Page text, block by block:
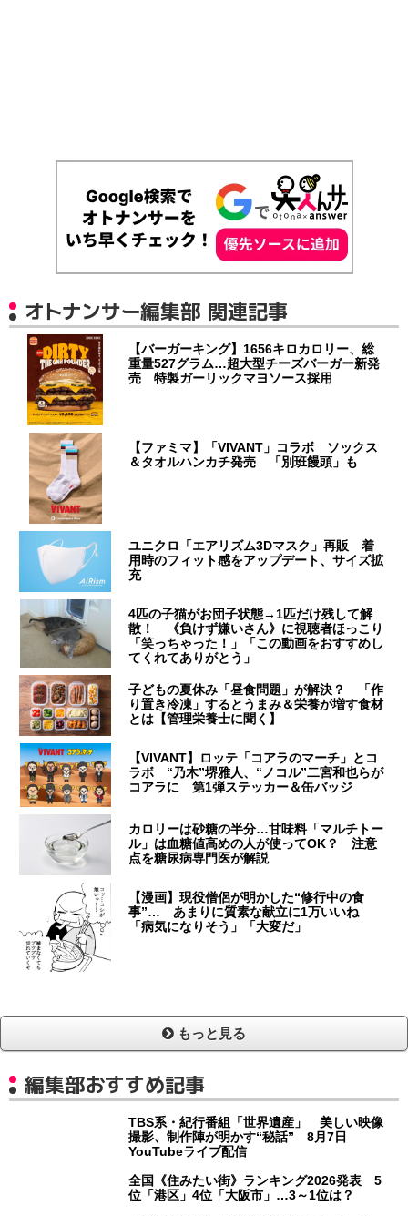
オトナンサー編集部 関連記事
【バーガーキング】1656キロカロリー、総
重量527グラム…超大型チーズバーガー新発
売 特製ガーリックマヨソース採用
【ファミマ】「VIVANT」コラボ ソックス
＆タオルハンカチ発売 「別班饅頭」も
ユニクロ「エアリズム3Dマスク」再販 着
用時のフィット感をアップデート、サイズ拡
充
4匹の子猫がお団子状態→1匹だけ残して解
散！ 《負けず嫌いさん》に視聴者ほっこり
「笑っちゃった！」「この動画をおすすめし
てくれてありがとう」
子どもの夏休み「昼食問題」が解決？ 「作
り置き冷凍」するとうまみ＆栄養が増す食材
とは【管理栄養士に聞く】
【VIVANT】ロッテ「コアラのマーチ」とコ
ラボ “乃木”堺雅人、“ノコル”二宮和也らが
コアラに 第1弾ステッカー＆缶バッジ
カロリーは砂糖の半分…甘味料「マルチトー
ル」は血糖値高めの人が使ってOK？ 注意
点を糖尿病専門医が解説
【漫画】現役僧侶が明かした“修行中の食
事”… あまりに質素な献立に1万いいね
「病気になりそう」「大変だ」
もっと見る
編集部おすすめ記事
TBS系・紀行番組「世界遺産」 美しい映像
撮影、制作陣が明かす“秘話” 8月7日
YouTubeライブ配信
全国《住みたい街》ランキング2026発表 5
位「港区」4位「大阪市」…3～1位は？